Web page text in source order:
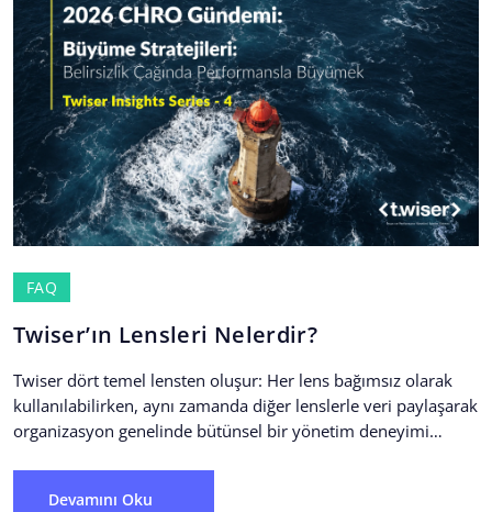
FAQ
Twiser’ın Lensleri Nelerdir?
Twiser dört temel lensten oluşur: Her lens bağımsız olarak
kullanılabilirken, aynı zamanda diğer lenslerle veri paylaşarak
organizasyon genelinde bütünsel bir yönetim deneyimi
Devamını Oku